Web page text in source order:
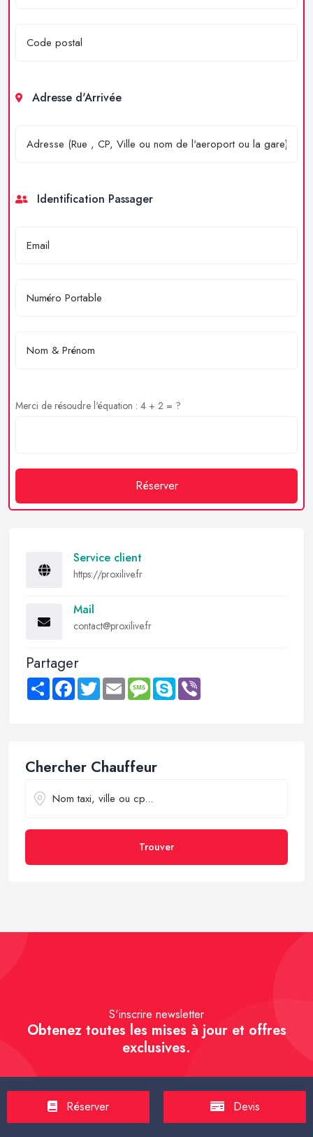
Adresse d'Arrivée
Identification Passager
Merci de résoudre l'équation : 4 + 2 = ?
Réserver
Service client
https://proxilive.fr
Mail
contact@proxilive.fr
Partager
Share FacebookTwitter Email MessageSkype
Chercher Chauffeur
Trouver
S'inscrire newsletter
Obtenez toutes les mises à jour et offres
exclusives.
S'inscrire
Réserver Devis